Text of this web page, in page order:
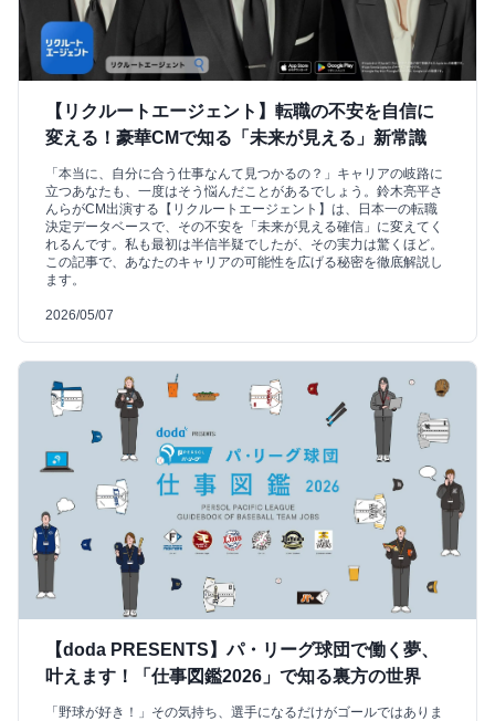
【リクルートエージェント】転職の不安を自信に
変える！豪華CMで知る「未来が見える」新常識
「本当に、自分に合う仕事なんて見つかるの？」キャリアの岐路に
立つあなたも、一度はそう悩んだことがあるでしょう。鈴木亮平さ
んらがCM出演する【リクルートエージェント】は、日本一の転職
決定データベースで、その不安を「未来が見える確信」に変えてく
れるんです。私も最初は半信半疑でしたが、その実力は驚くほど。
この記事で、あなたのキャリアの可能性を広げる秘密を徹底解説し
ます。
2026/05/07
【doda PRESENTS】パ・リーグ球団で働く夢、
叶えます！「仕事図鑑2026」で知る裏方の世界
「野球が好き！」その気持ち、選手になるだけがゴールではありま